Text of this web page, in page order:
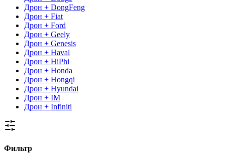
Дрон + DongFeng
Дрон + Fiat
Дрон + Ford
Дрон + Geely
Дрон + Genesis
Дрон + Haval
Дрон + HiPhi
Дрон + Honda
Дрон + Hongqi
Дрон + Hyundai
Дрон + IM
Дрон + Infiniti
Фильтр